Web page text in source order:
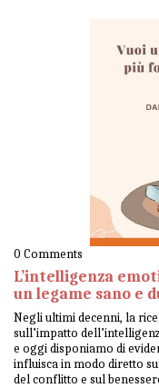
0 Comments
L’intelligenza
un legame sano e
Negli ultimi decenni, la
sull’impatto
e oggi disponiamo di
influisca in modo diretto
del conflitto e sul